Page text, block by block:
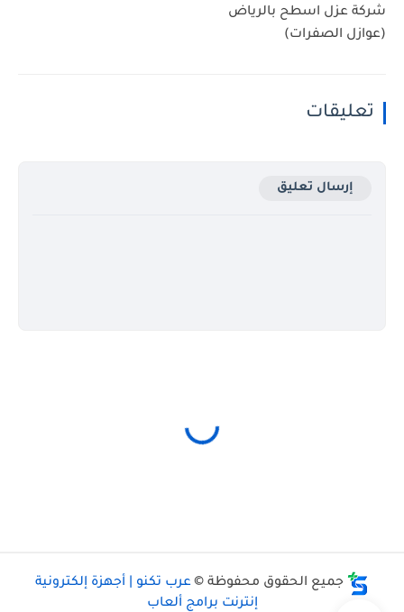
شركة عزل اسطح بالرياض
(عوازل الصفرات)
تعليقات
إرسال تعليق
جميع الحقوق محفوظة ©عرب تكنو | أجهزة إلكترونية
إنترنت برامج ألعاب